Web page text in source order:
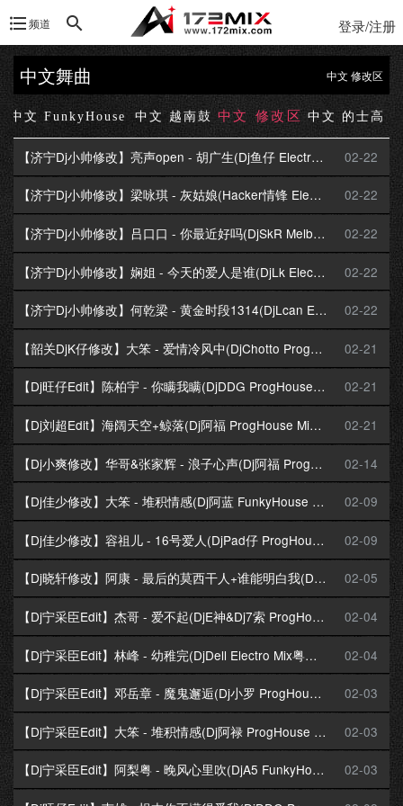
频道 登录/注册
中文舞曲 中文 修改区
中文 FunkyHouse 中文 越南鼓 中文 修改区 中文 的士高
【济宁Dj小帅修改】亮声open - 胡广生(Dj鱼仔 Electro Mix粤语女) 02-22
【济宁Dj小帅修改】梁咏琪 - 灰姑娘(Hacker情锋 Electro Mix粤语女) 02-22
【济宁Dj小帅修改】吕口口 - 你最近好吗(DjSkR Melbounce Mix粤语女) 02-22
【济宁Dj小帅修改】娴姐 - 今天的爱人是谁(DjLk Electro Mix粤语女) 02-22
【济宁Dj小帅修改】何乾梁 - 黄金时段1314(DjLcan Electro Mix粤语男) 02-22
【韶关DjK仔修改】大笨 - 爱情冷风中(DjChotto ProgHouse Mix粤语男) 02-21
【Dj旺仔Edit】陈柏宇 - 你瞒我瞒(DjDDG ProgHouse Mix粤语男) 02-21
【Dj刘超Edit】海阔天空+鲸落(Dj阿福 ProgHouse Mix粤语男) 02-21
【Dj小爽修改】华哥&张家辉 - 浪子心声(Dj阿福 ProgHouse Mix粤语男) 02-14
【Dj佳少修改】大笨 - 堆积情感(Dj阿蓝 FunkyHouse Mix粤语男)咚鼓 02-09
【Dj佳少修改】容祖儿 - 16号爱人(DjPad仔 ProgHouse Mix粤语女) 02-09
【Dj晓轩修改】阿康 - 最后的莫西干人+谁能明白我(Dj庸仔 ProgHouse Mix粤语男) 02-05
【Dj宁采臣Edit】杰哥 - 爱不起(DjE神&Dj7索 ProgHouse Mix粤语男) 02-04
【Dj宁采臣Edit】林峰 - 幼稚完(DjDell Electro Mix粤语男) 02-04
【Dj宁采臣Edit】邓岳章 - 魔鬼邂逅(Dj小罗 ProgHouse Mix粤语男) 02-03
【Dj宁采臣Edit】大笨 - 堆积情感(Dj阿禄 ProgHouse Mix粤语男) 02-03
【Dj宁采臣Edit】阿梨粤 - 晚风心里吹(DjA5 FunkyHouse Mix粤语女)咚鼓 02-03